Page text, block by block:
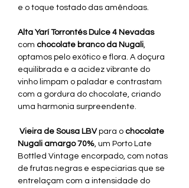
e o toque tostado das amêndoas.
Alta Yarí Torrontés Dulce 4 Nevadas
com chocolate branco da Nugali,
optamos pelo exótico e flora. A doçura
equilibrada e a acidez vibrante do
vinho limpam o paladar e contrastam
com a gordura do chocolate, criando
uma harmonia surpreendente.
Vieira de Sousa LBV para o chocolate
Nugali amargo 70%, um Porto Late
Bottled Vintage encorpado, com notas
de frutas negras e especiarias que se
entrelaçam com a intensidade do